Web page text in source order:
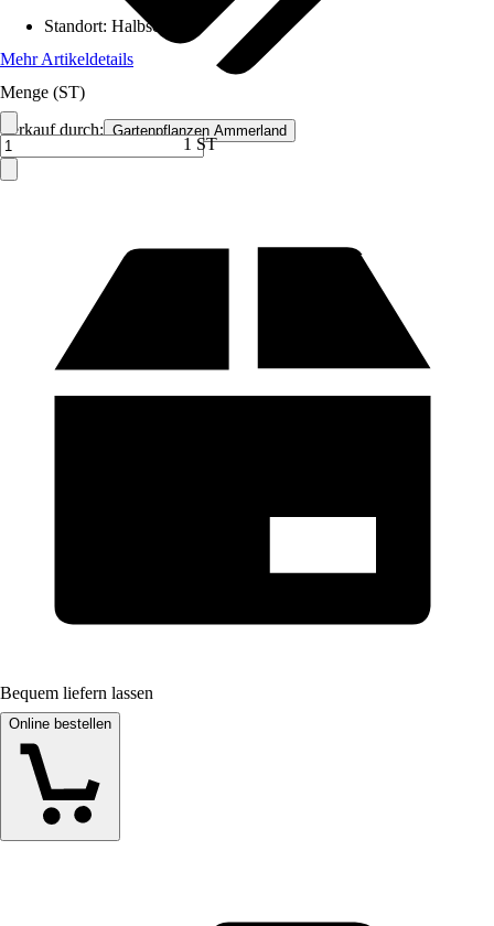
Verkauf durch: Gartenpflanzen Ammerland
Standort: Halbschatten
Mehr Artikeldetails
Menge (ST)
1 ST
Bequem liefern lassen
Online bestellen